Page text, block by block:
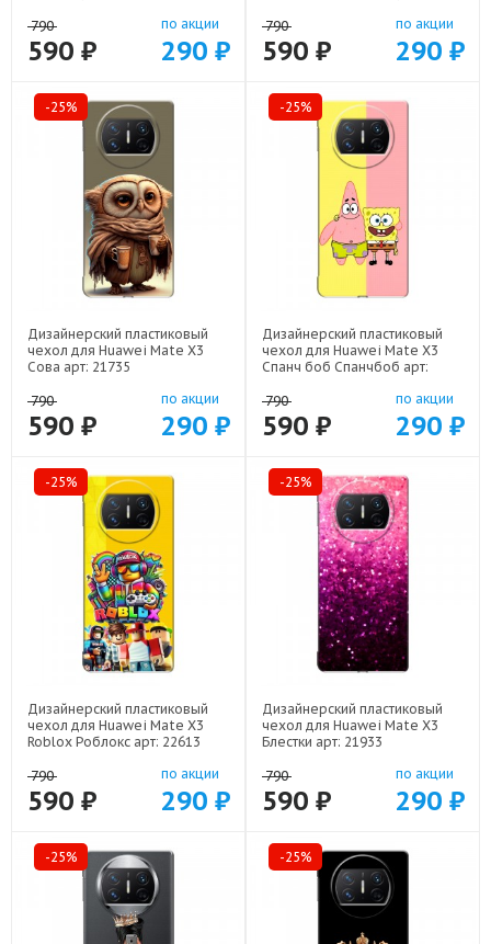
790
590 ₽
по акции
290 ₽
790
590 ₽
по акции
290 ₽
-25%
Дизайнерский пластиковый
чехол для Huawei Mate X3
Сова арт: 21735
790
590 ₽
по акции
290 ₽
-25%
Дизайнерский пластиковый
чехол для Huawei Mate X3
Спанч боб Спанчбоб арт:
790
590 ₽
по акции
290 ₽
-25%
Дизайнерский пластиковый
чехол для Huawei Mate X3
Roblox Роблокс арт: 22613
790
590 ₽
по акции
290 ₽
-25%
Дизайнерский пластиковый
чехол для Huawei Mate X3
Блестки арт: 21933
790
590 ₽
по акции
290 ₽
-25% -25%